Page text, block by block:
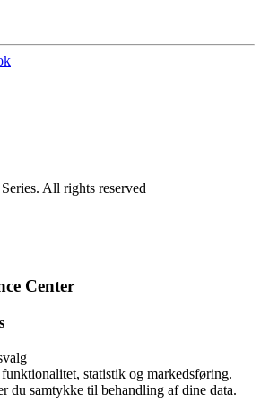
All rights reserved
Center
statistik og markedsføring.
du samtykke til behandling af dine data.